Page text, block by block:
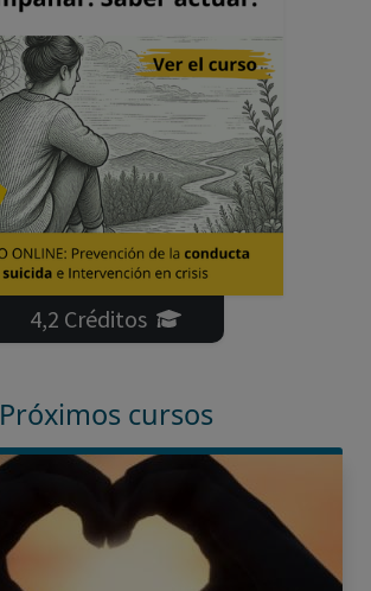
4,2 Créditos
Próximos cursos